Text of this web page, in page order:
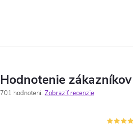
Hodnotenie zákazníkov
701 hodnotení Zobraziť recenzie